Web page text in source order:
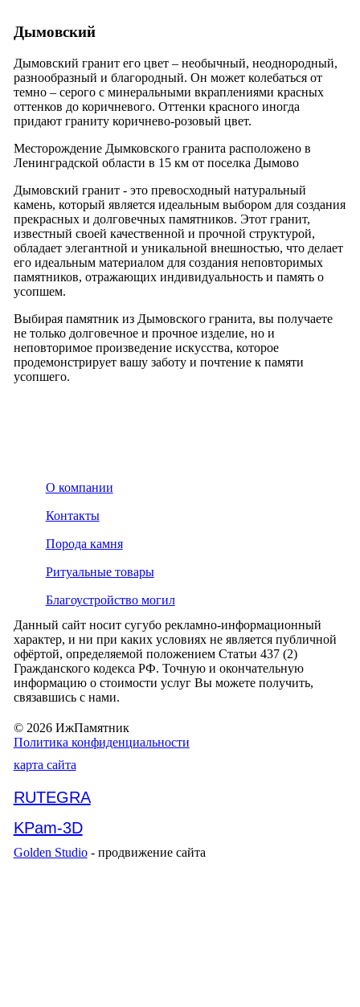
Дымовский
Дымовский гранит его цвет – необычный, неоднородный,
разнообразный и благородный. Он может колебаться от
темно – серого с минеральными вкраплениями красных
оттенков до коричневого. Оттенки красного иногда
придают граниту коричнево-розовый цвет.
Месторождение Дымковского гранита расположено в
Ленинградской области в 15 км от поселка Дымово
Дымовский гранит - это превосходный натуральный
камень, который является идеальным выбором для создания
прекрасных и долговечных памятников. Этот гранит,
известный своей качественной и прочной структурой,
обладает элегантной и уникальной внешностью, что делает
его идеальным материалом для создания неповторимых
памятников, отражающих индивидуальность и память о
усопшем.
Выбирая памятник из Дымовского гранита, вы получаете
не только долговечное и прочное изделие, но и
неповторимое произведение искусства, которое
продемонстрирует вашу заботу и почтение к памяти
усопшего.
О компании
Контакты
Порода камня
Ритуальные товары
Благоустройство могил
Данный сайт носит сугубо рекламно-информационный
характер, и ни при каких условиях не является публичной
офёртой, определяемой положением Статьи 437 (2)
Гражданского кодекса РФ. Точную и окончательную
информацию о стоимости услуг Вы можете получить,
связавшись с нами.
© 2026 ИжПамятник
Политика конфиденциальности
карта сайта
RUTEGRA
KPam-3D
Golden Studio- продвижение сайта